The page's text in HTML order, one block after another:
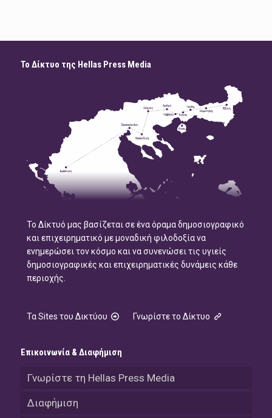
Το Δίκτυο της Hellas Press Media
Το Δίκτυό μας βασίζεται σε ένα όραμα δημοσιογραφικό
και επιχειρηματικό με μοναδική φιλοδοξία να
ενημερώσει τον κόσμο και να συνενώσει τις υγιείς
δημοσιογραφικές και επιχειρηματικές δυνάμεις κάθε
περιοχής.
Τα Sites του Δικτύου Γνωρίστε το Δίκτυο
Επικοινωνία & Διαφήμιση
Γνωρίστε τη Hellas Press Media
Διαφήμιση